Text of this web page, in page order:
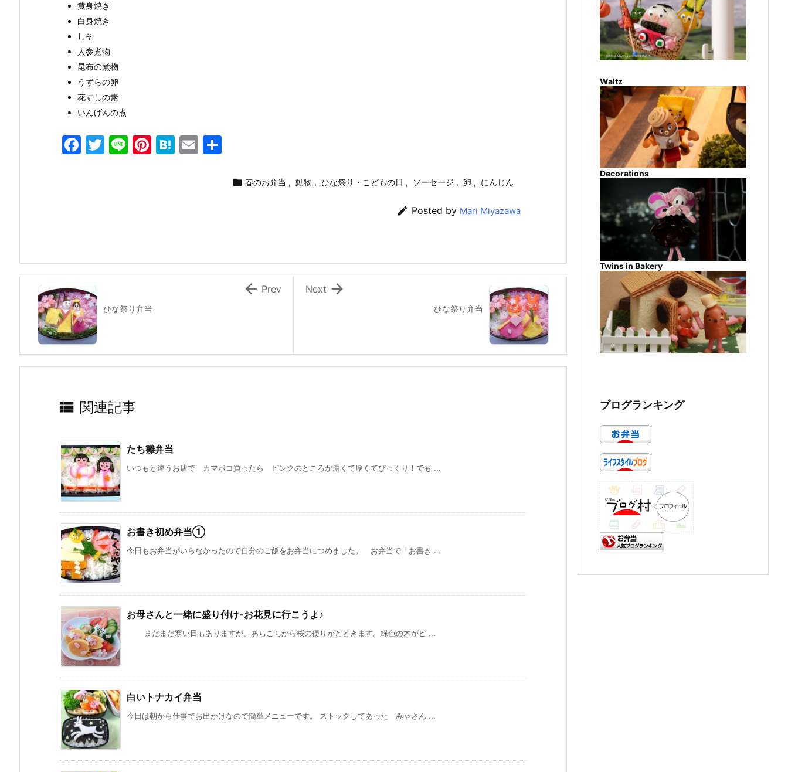
黄身焼き
白身焼き
しそ
人参煮物
昆布の煮物
うずらの卵
花すしの素
いんげんの煮
F
k
T
Li Pi H
E
 春のお弁当 , 動物 , ひな祭り・こどもの日 , ソーセージ , 卵 , にんじん
 Posted by Mari Miyazawa
ひな祭り弁当

Next
ひな祭り弁当
 Prev
 関連記事
たち雛弁当
いつもと違うお店で カマボコ買ったら ピンクのところが濃くて厚くてびっくり！でも ...
お書き初め弁当①
今日もお弁当がいらなかったので自分のご飯をお弁当につめました。 お弁当で「お書き ...
お母さんと一緒に盛り付け-お花見に行こうよ♪
まだまだ寒い日もありますが、あちこちから桜の便りがとどきます。緑色の木がピ ...
白いトナカイ弁当
今日は朝から仕事でお出かけなので簡単メニューです。 ストックしてあった みゃさん ...
Waltz
Decorations
Twins in Bakery
ブログランキング